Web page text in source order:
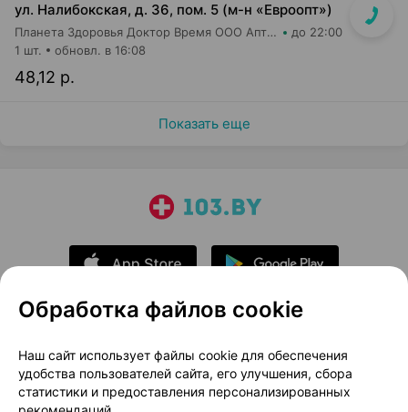
ул. Налибокская, д. 36, пом. 5 (м-н «Евроопт»)
Планета Здоровья Доктор Время ООО Аптека №51 до 22:00
48,12 р.
1 шт. обновл. в 16:08
Показать еще
О проекте
Новости проекта
Размещение рекламы
Медицинский маркетинг
Публичный договор
Доставка
Обработка файлов cookie
Наш сайт использует файлы cookie для обеспечения
удобства пользователей сайта, его улучшения, сбора
статистики и предоставления персонализированных